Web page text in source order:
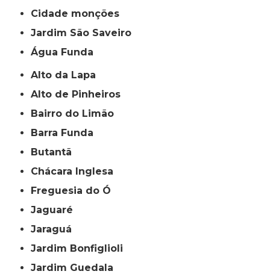
cidade monções
jardim São Saveiro
Água Funda
Alto da Lapa
Alto de Pinheiros
Bairro do Limão
Barra Funda
Butantã
Chácara Inglesa
Freguesia do Ó
Jaguaré
Jaraguá
Jardim Bonfiglioli
Jardim Guedala